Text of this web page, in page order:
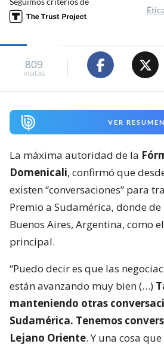
809
visitas
VER RESUMEN
La máxima autoridad de la
Domenicali, confirmó que
existen “conversaciones” para
Premio a Sudamérica, donde
Buenos Aires, Argentina, como
principal.
“Puedo decir es que las
están avanzando muy bien (…)
manteniendo otras
Sudamérica. Tenemos
Lejano Oriente. Y una cosa